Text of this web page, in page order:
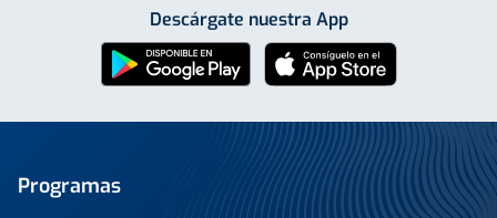
Descárgate nuestra App
Programas